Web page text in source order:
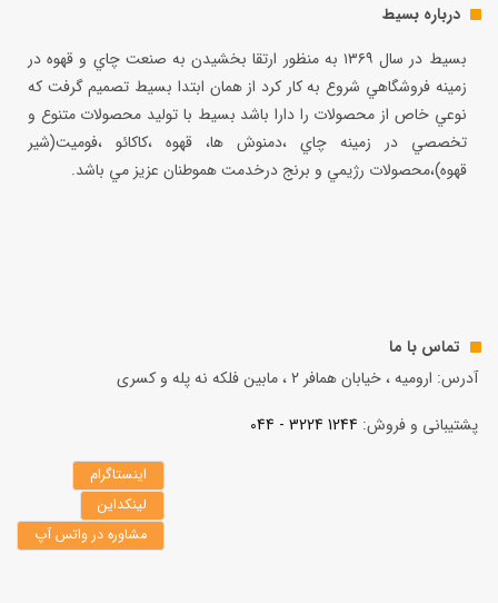
درباره بسیط
بسيط در سال ۱۳۶۹ به منظور ارتقا بخشيدن به صنعت چاي و قهوه در
زمينه فروشگاهي شروع به كار كرد از همان ابتدا بسيط تصميم گرفت كه
نوعي خاص از محصولات را دارا باشد بسيط با توليد محصولات متنوع و
تخصصي در زمينه چاي ،دمنوش ها، قهوه ،كاكائو ،فوميت(شير
قهوه)،محصولات رژيمي و برنج درخدمت هموطنان عزيز مي باشد.
تماس با ما
آدرس: ارومیه ، خیابان همافر 2 ، مابين فلكه نه پله و کسری
پشتیبانی و فروش: 1244 3224 - 044
اینستاگرام
لینکداین
مشاوره در واتس آپ